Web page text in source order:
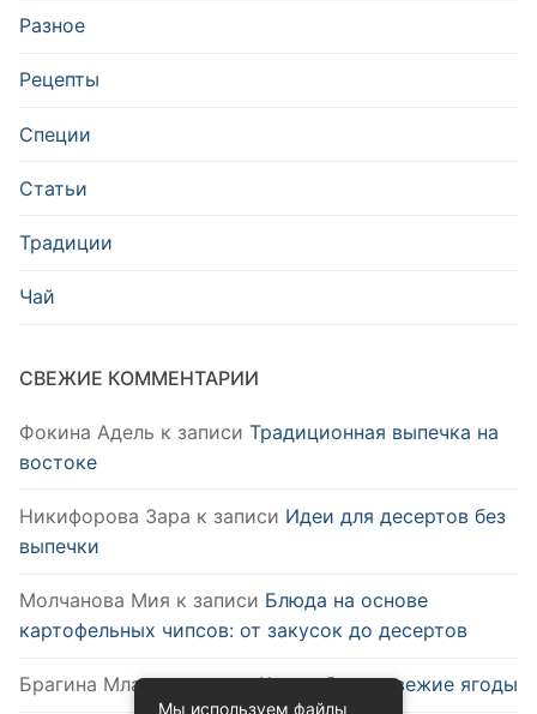
Разное
Рецепты
Специи
Статьи
Традиции
Чай
СВЕЖИЕ КОММЕНТАРИИ
Фокина Адель к записи Традиционная выпечка на
востоке
Никифорова Зара к записи Идеи для десертов без
выпечки
Молчанова Мия к записи Блюда на основе
картофельных чипсов: от закусок до десертов
Брагина Младак записиКак выбрать свежие ягоды
Мы используем файлы